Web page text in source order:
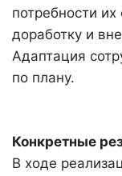
потребности
доработку и
Адаптация
по плану.
Конкретные
В ходе